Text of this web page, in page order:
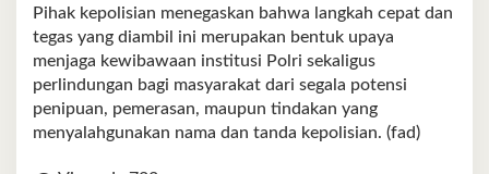
Pihak kepolisian menegaskan bahwa langkah cepat dan
tegas yang diambil ini merupakan bentuk upaya
menjaga kewibawaan institusi Polri sekaligus
perlindungan bagi masyarakat dari segala potensi
penipuan, pemerasan, maupun tindakan yang
menyalahgunakan nama dan tanda kepolisian. (fad)